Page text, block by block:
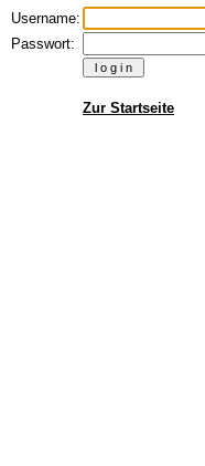
Username:
Passwort:
Zur Startseite